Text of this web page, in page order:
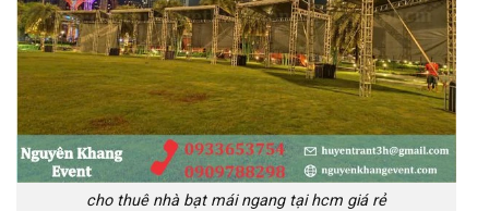
cho thuê nhà bạt mái ngang tại hcm giá rẻ